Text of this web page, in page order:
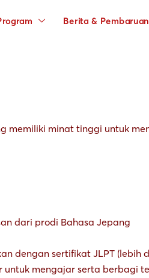
Berita & Pembaruan
memiliki minat tinggi untuk
dari prodi Bahasa Jepang
dengan sertifikat JLPT
untuk mengajar serta berbagi